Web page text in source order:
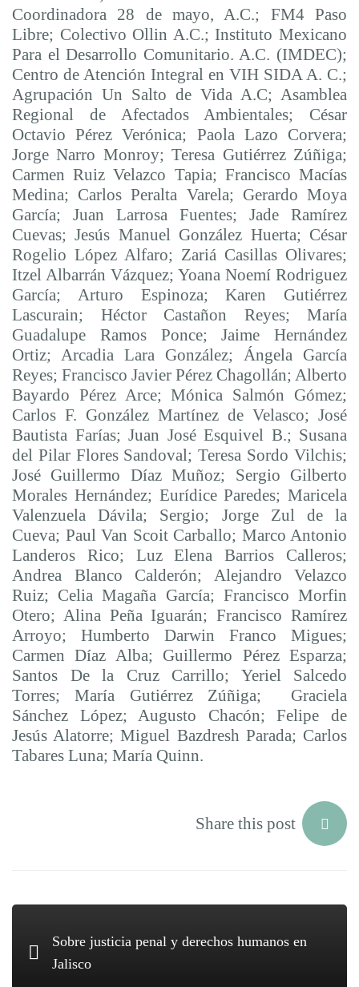
Coordinadora 28 de mayo, A.C.; FM4 Paso
Libre; Colectivo Ollin A.C.; Instituto Mexicano
Para el Desarrollo Comunitario. A.C. (IMDEC);
Centro de Atención Integral en VIH SIDA A. C.;
Agrupación Un Salto de Vida A.C; Asamblea
Regional de Afectados Ambientales; César
Octavio Pérez Verónica; Paola Lazo Corvera;
Jorge Narro Monroy; Teresa Gutiérrez Zúñiga;
Carmen Ruiz Velazco Tapia; Francisco Macías
Medina; Carlos Peralta Varela; Gerardo Moya
García; Juan Larrosa Fuentes; Jade Ramírez
Cuevas; Jesús Manuel González Huerta; César
Rogelio López Alfaro; Zariá Casillas Olivares;
Itzel Albarrán Vázquez; Yoana Noemí Rodriguez
García; Arturo Espinoza; Karen Gutiérrez
Lascurain; Héctor Castañon Reyes; María
Guadalupe Ramos Ponce; Jaime Hernández
Ortiz; Arcadia Lara González; Ángela García
Reyes; Francisco Javier Pérez Chagollán; Alberto
Bayardo Pérez Arce; Mónica Salmón Gómez;
Carlos F. González Martínez de Velasco; José
Bautista Farías; Juan José Esquivel B.; Susana
del Pilar Flores Sandoval; Teresa Sordo Vilchis;
José Guillermo Díaz Muñoz; Sergio Gilberto
Morales Hernández; Eurídice Paredes; Maricela
Valenzuela Dávila; Sergio; Jorge Zul de la
Cueva; Paul Van Scoit Carballo; Marco Antonio
Landeros Rico; Luz Elena Barrios Calleros;
Andrea Blanco Calderón; Alejandro Velazco
Ruiz; Celia Magaña García; Francisco Morfin
Otero; Alina Peña Iguarán; Francisco Ramírez
Arroyo; Humberto Darwin Franco Migues;
Carmen Díaz Alba; Guillermo Pérez Esparza;
Santos De la Cruz Carrillo; Yeriel Salcedo
Torres; María Gutiérrez Zúñiga; Graciela
Sánchez López; Augusto Chacón; Felipe de
Jesús Alatorre; Miguel Bazdresh Parada; Carlos
Tabares Luna; María Quinn.
Share this post
Sobre justicia penal y derechos humanos en
Jalisco